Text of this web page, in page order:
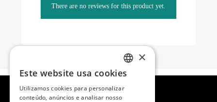
There are no reviews for this product yet.
SPANISH
ENGLISH
×
Este website usa cookies
Utilizamos cookies para personalizar
conteúdo, anúncios e analisar nosso